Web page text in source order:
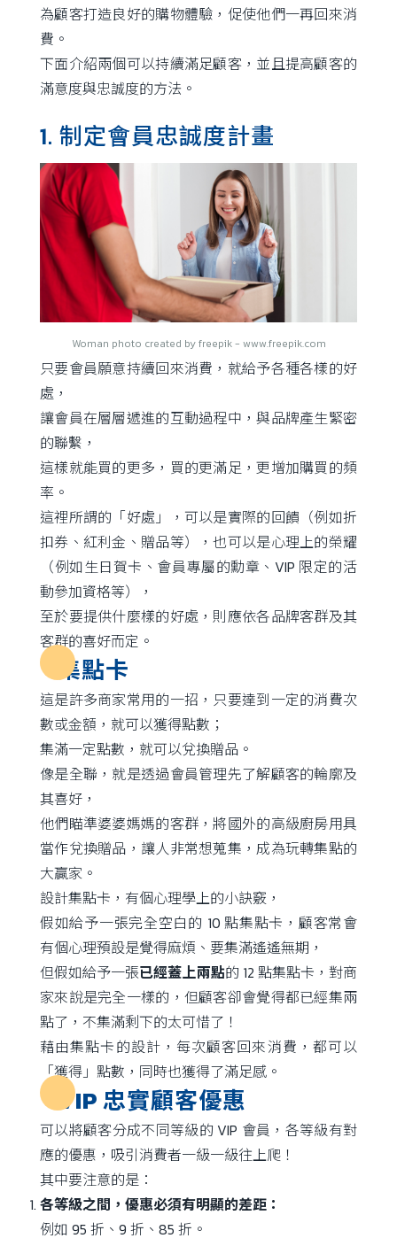
為顧客打造良好的購物體驗，促使他們一再回來消
費。
下面介紹兩個可以持續滿足顧客，並且提高顧客的
滿意度與忠誠度的方法。
1. 制定會員忠誠度計畫
Woman photo created by freepik - www.freepik.com
只要會員願意持續回來消費，就給予各種各樣的好
處，
讓會員在層層遞進的互動過程中，與品牌產生緊密
的聯繫，
這樣就能買的更多，買的更滿足，更增加購買的頻
率。
這裡所謂的「好處」，可以是實際的回饋（例如折
扣券、紅利金、贈品等），也可以是心理上的榮耀
（例如生日賀卡、會員專屬的勳章、VIP 限定的活
動參加資格等），
至於要提供什麼樣的好處，則應依各品牌客群及其
客群的喜好而定。
集點卡
這是許多商家常用的一招，只要達到一定的消費次
數或金額，就可以獲得點數；
集滿一定點數，就可以兌換贈品。
像是全聯，就是透過會員管理先了解顧客的輪廓及
其喜好，
他們瞄準婆婆媽媽的客群，將國外的高級廚房用具
當作兌換贈品，讓人非常想蒐集，成為玩轉集點的
大贏家。
設計集點卡，有個心理學上的小訣竅，
假如給予一張完全空白的 10 點集點卡，顧客常會
有個心理預設是覺得麻煩、要集滿遙遙無期，
但假如給予一張已經蓋上兩點的 12 點集點卡，對商
家來說是完全一樣的，但顧客卻會覺得都已經集兩
點了，不集滿剩下的太可惜了！
藉由集點卡的設計，每次顧客回來消費，都可以
「獲得」點數，同時也獲得了滿足感。
VIP 忠實顧客優惠
可以將顧客分成不同等級的 VIP 會員，各等級有對
應的優惠，吸引消費者一級一級往上爬！
其中要注意的是：
各等級之間，優惠必須有明顯的差距：
例如 95 折、9 折、85 折。